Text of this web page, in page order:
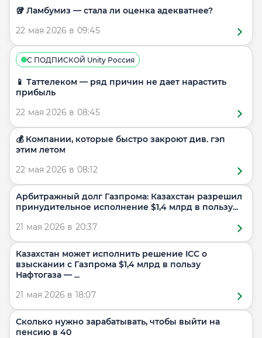
🥡 Ламбумиз — стала ли оценка адекватнее?
22 мая 2026 в 09:45
С ПОДПИСКОЙ Unity Россия
📱 Таттелеком — ряд причин не дает нарастить
прибыль
22 мая 2026 в 08:45
💰 Компании, которые быстро закроют див. гэп
этим летом
22 мая 2026 в 08:12
Арбитражный долг Газпрома: Казахстан разрешил
принудительное исполнение $1,4 млрд в пользу...
21 мая 2026 в 20:37
Казахстан может исполнить решение ICC о
взыскании с Газпрома $1,4 млрд в пользу
Нафтогаза — ...
21 мая 2026 в 18:07
Сколько нужно зарабатывать, чтобы выйти на
пенсию в 40